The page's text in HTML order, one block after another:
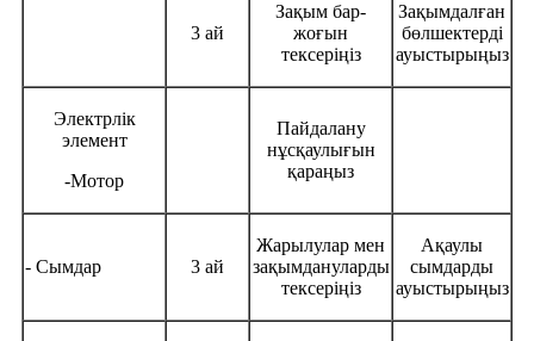
3 ай
Зақым бар-
жоғын
тексеріңіз
Зақымдалған
бөлшектерді
ауыстырыңыз
Электрлік
элемент
-Мотор
Пайдалану
нұсқаулығын
қараңыз
- Сымдар 3 ай
Жарылулар мен
зақымдануларды
тексеріңіз
Ақаулы
сымдарды
ауыстырыңыз